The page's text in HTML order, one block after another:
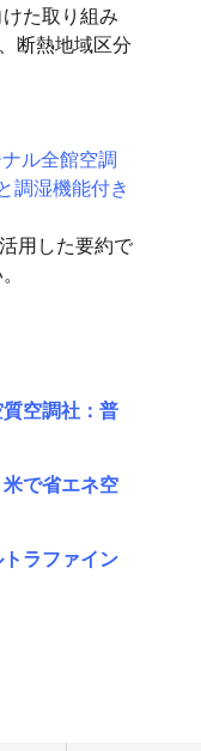
た取り組み
断熱地域区分
ル全館空調
調湿機能付き
用した要約で
質空調社：普
米で省エネ空
トラファイン